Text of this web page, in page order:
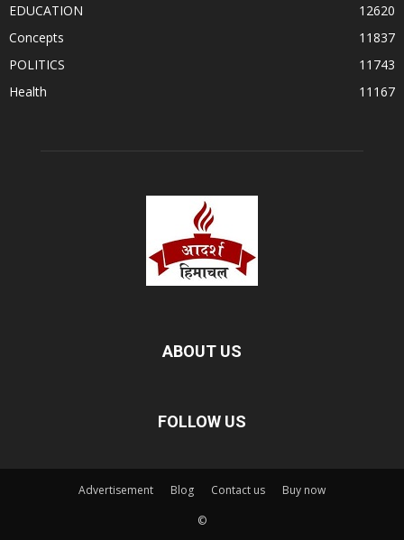
EDUCATION
12620
Concepts
11837
POLITICS
11743
Health
11167
ABOUT US
FOLLOW US
Advertisement Blog Contact us
Buy now
©